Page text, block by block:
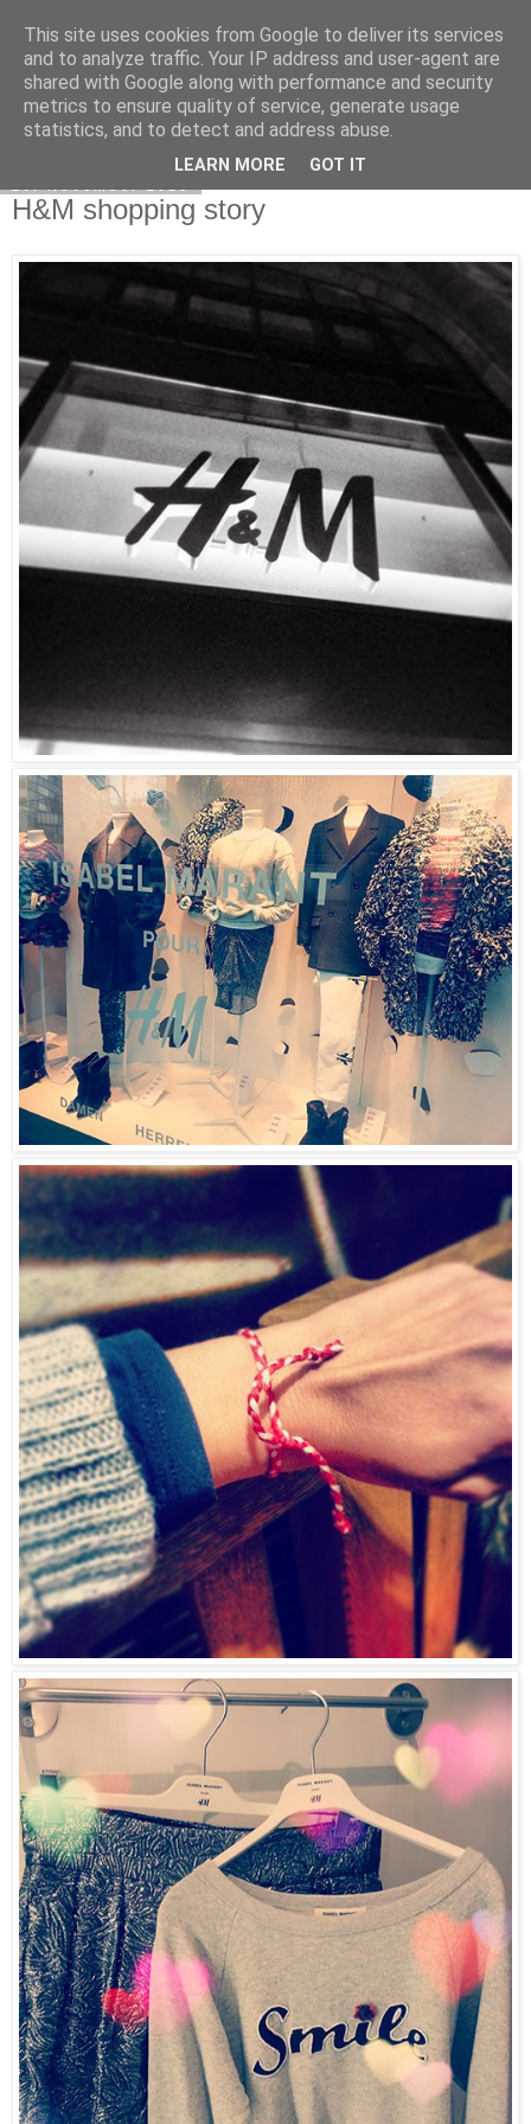
Novembermädchen
H&M shopping story
This site uses cookies from Google to deliver its services
and to analyze traffic. Your IP address and user-agent are
shared with Google along with performance and security
metrics to ensure quality of service, generate usage
statistics, and to detect and address abuse.
LEARN MORE GOT IT